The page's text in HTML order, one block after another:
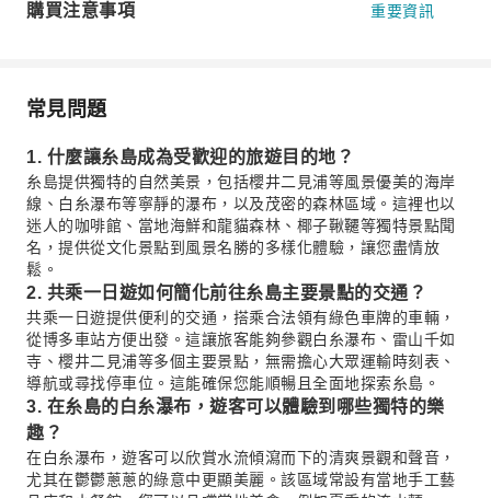
購買注意事項 重要資訊
常見問題
1. 什麼讓糸島成為受歡迎的旅遊目的地？
糸島提供獨特的自然美景，包括櫻井二見浦等風景優美的海岸
線、白糸瀑布等寧靜的瀑布，以及茂密的森林區域。這裡也以
迷人的咖啡館、當地海鮮和龍貓森林、椰子鞦韆等獨特景點聞
名，提供從文化景點到風景名勝的多樣化體驗，讓您盡情放
鬆。
2. 共乘一日遊如何簡化前往糸島主要景點的交通？
共乘一日遊提供便利的交通，搭乘合法領有綠色車牌的車輛，
從博多車站方便出發。這讓旅客能夠參觀白糸瀑布、雷山千如
寺、櫻井二見浦等多個主要景點，無需擔心大眾運輸時刻表、
導航或尋找停車位。這能確保您能順暢且全面地探索糸島。
3. 在糸島的白糸瀑布，遊客可以體驗到哪些獨特的樂
趣？
在白糸瀑布，遊客可以欣賞水流傾瀉而下的清爽景觀和聲音，
尤其在鬱鬱蔥蔥的綠意中更顯美麗。該區域常設有當地手工藝